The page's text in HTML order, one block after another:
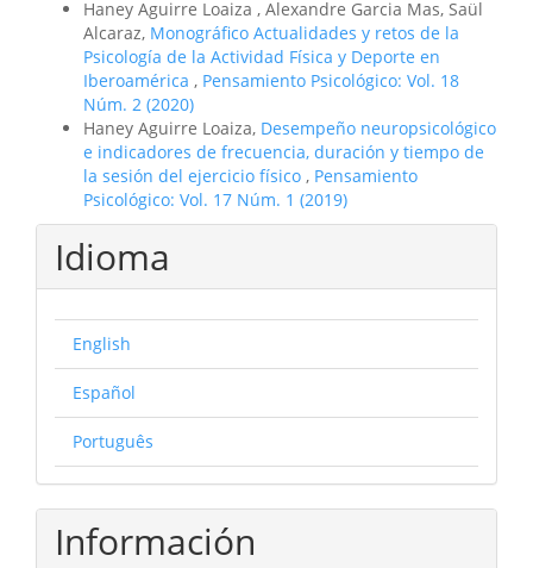
Haney Aguirre Loaiza , Alexandre Garcia Mas, Saül
Alcaraz, Monográfico Actualidades y retos de la
Psicología de la Actividad Física y Deporte en
Iberoamérica , Pensamiento Psicológico: Vol. 18
Núm. 2 (2020)
Haney Aguirre Loaiza, Desempeño neuropsicológico
e indicadores de frecuencia, duración y tiempo de
la sesión del ejercicio físico , Pensamiento
Psicológico: Vol. 17 Núm. 1 (2019)
Idioma
English
Español
Português
Información